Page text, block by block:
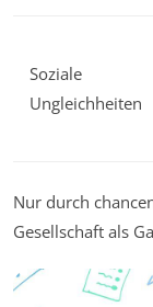
Soziale
Ungleichheiten
Nur durch
Gesellschaft als